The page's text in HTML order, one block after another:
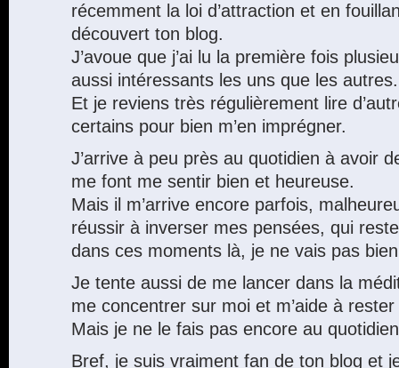
récemment la loi d’attraction et en
découvert ton blog.
J’avoue que j’ai lu la première fois
aussi intéressants les uns que les autres.
Et je reviens très régulièrement lire
certains pour bien m’en imprégner.
J’arrive à peu près au quotidien à avoir
me font me sentir bien et heureuse.
Mais il m’arrive encore parfois,
réussir à inverser mes pensées, qui
dans ces moments là, je ne vais pas
Je tente aussi de me lancer dans la
me concentrer sur moi et m’aide à
Mais je ne le fais pas encore au
Bref, je suis vraiment fan de ton blog et